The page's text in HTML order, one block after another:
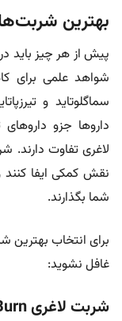
بهترین شربت‌های
پیش از هر چیز باید
شواهد علمی برای
سماگلوتاید و
داروها جزو
لاغری تفاوت دارند.
نقش کمکی ایفا
شما بگذارند.
برای انتخاب بهترین
غافل نشوید:
شربت لاغری Flash Burn